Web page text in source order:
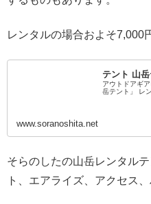
レンタルの場合およそ7,000
テント 山
アウトドアギ
岳テント」 レ
www.soranoshita.net
そらのしたの山岳レンタル
ト、エアライズ、アクセス